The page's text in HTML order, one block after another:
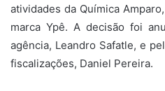
atividades da Química
marca Ypê. A decisão foi
agência, Leandro Safatle, e
fiscalizações, Daniel Pereira.